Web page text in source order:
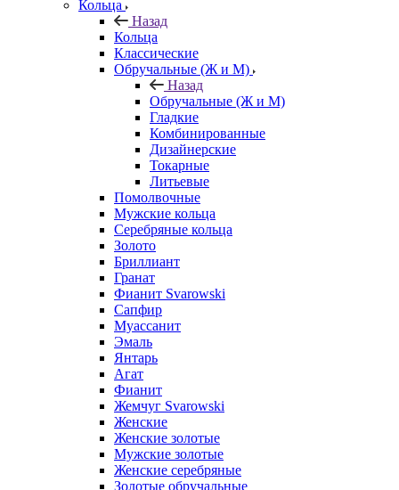
Кольца
Назад
Кольца
Классические
Обручальные (Ж и М)
Назад
Обручальные (Ж и М)
Гладкие
Комбинированные
Дизайнерские
Токарные
Литьевые
Помолвочные
Мужские кольца
Серебряные кольца
Золото
Бриллиант
Гранат
Фианит Svarowski
Сапфир
Муассанит
Эмаль
Янтарь
Агат
Фианит
Жемчуг Svarowski
Женские
Женские золотые
Мужские золотые
Женские серебряные
Золотые обручальные